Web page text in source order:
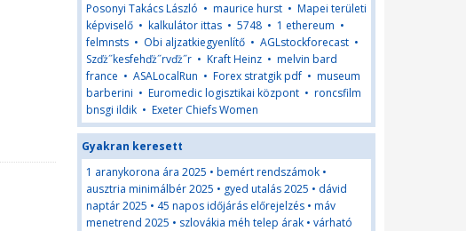
Posonyi Takács László • maurice hurst • Mapei területi
képviselő • kalkulátor ittas • 5748 • 1 ethereum •
felmnsts • Obi aljzatkiegyenlítő • AGLstockforecast •
Szďż˝kesfehďż˝rvďż˝r • Kraft Heinz • melvin bard
france • ASALocalRun • Forex stratgik pdf • museum
barberini • Euromedic logisztikai központ • roncsfilm
bnsgi ildik • Exeter Chiefs Women
Gyakran keresett
1 aranykorona ára 2025 • bemért rendszámok •
ausztria minimálbér 2025 • gyed utalás 2025 • dávid
naptár 2025 • 45 napos időjárás előrejelzés • máv
menetrend 2025 • szlovákia méh telep árak • várható